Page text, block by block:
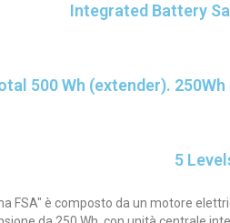
Integrated Battery
500 Wh (extender).
5
FSA" è composto da un motore